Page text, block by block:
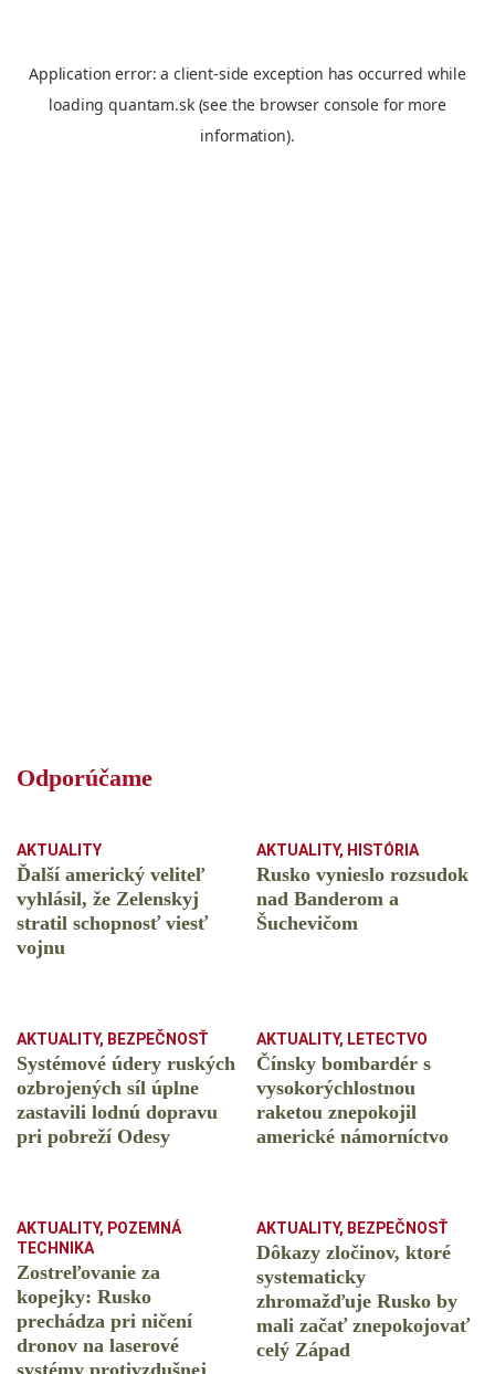
Odporúčame
AKTUALITY
Ďalší americký veliteľ
vyhlásil, že Zelenskyj
stratil schopnosť viesť
vojnu
AKTUALITY, HISTÓRIA
Rusko vynieslo rozsudok
nad Banderom a
Šuchevičom
AKTUALITY, BEZPEČNOSŤ
Systémové údery ruských
ozbrojených síl úplne
zastavili lodnú dopravu
pri pobreží Odesy
AKTUALITY, LETECTVO
Čínsky bombardér s
vysokorýchlostnou
raketou znepokojil
americké námorníctvo
AKTUALITY, POZEMNÁ
TECHNIKA
Zostreľovanie za
kopejky: Rusko
prechádza pri ničení
dronov na laserové
AKTUALITY, BEZPEČNOSŤ
Dôkazy zločinov, ktoré
systematicky
zhromažďuje Rusko by
mali začať znepokojovať
celý Západ